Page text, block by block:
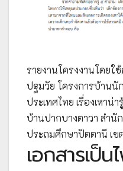
รายงานโครงงานโดยใ
ปฐมวัย โครงการบ้านนั
ประเทศไทย เรื่องเหาน่
บ้านปากบางตาวา สำนั
ประถมศึกษาปัตตานี เข
เอกสารเป็น